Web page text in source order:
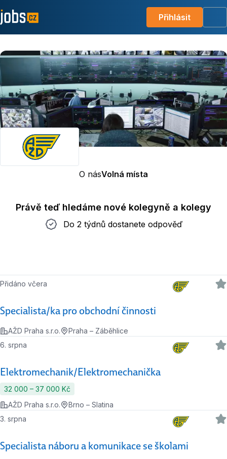
Přihlásit
O násVolná místa
Právě teď hledáme nové kolegyně a kolegy
Do 2 týdnů dostanete odpověď
Do 2 týdnů dostanete odpověď
Specialista/ka pro obchodní činnosti
Přidáno včera
AŽD Praha s.r.o. Praha – Záběhlice
Elektromechanik/Elektromechanička
6. srpna
32 000 ‍–‍ 37 000 Kč
AŽD Praha s.r.o.
Brno – Slatina
Specialista náboru a komunikace se školami
3. srpna